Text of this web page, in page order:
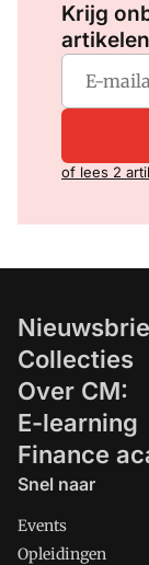
Krijg
of lees 2
Collecties
Over CM:
E-learning
Finance
Snel naar
Events
Opleidingen